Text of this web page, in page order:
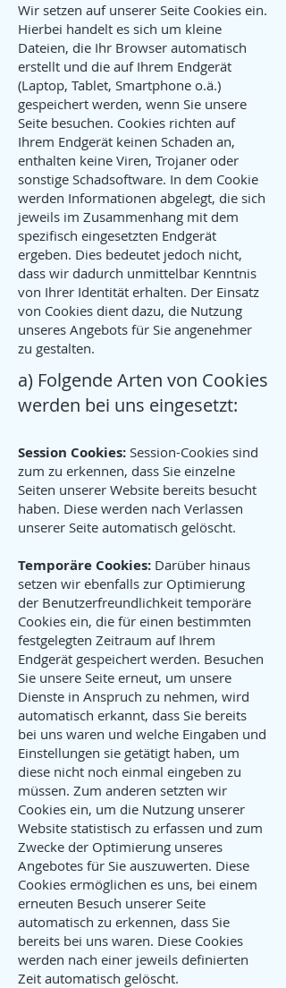
Wir setzen auf unserer Seite Cookies ein.
Hierbei handelt es sich um kleine
Dateien, die Ihr Browser automatisch
erstellt und die auf Ihrem Endgerät
(Laptop, Tablet, Smartphone o.ä.)
gespeichert werden, wenn Sie unsere
Seite besuchen. Cookies richten auf
Ihrem Endgerät keinen Schaden an,
enthalten keine Viren, Trojaner oder
sonstige Schadsoftware. In dem Cookie
werden Informationen abgelegt, die sich
jeweils im Zusammenhang mit dem
spezifisch eingesetzten Endgerät
ergeben. Dies bedeutet jedoch nicht,
dass wir dadurch unmittelbar Kenntnis
von Ihrer Identität erhalten. Der Einsatz
von Cookies dient dazu, die Nutzung
unseres Angebots für Sie angenehmer
zu gestalten.
a) Folgende Arten von Cookies
werden bei uns eingesetzt:
Session Cookies: Session-Cookies sind
zum zu erkennen, dass Sie einzelne
Seiten unserer Website bereits besucht
haben. Diese werden nach Verlassen
unserer Seite automatisch gelöscht.
Temporäre Cookies: Darüber hinaus
setzen wir ebenfalls zur Optimierung
der Benutzerfreundlichkeit temporäre
Cookies ein, die für einen bestimmten
festgelegten Zeitraum auf Ihrem
Endgerät gespeichert werden. Besuchen
Sie unsere Seite erneut, um unsere
Dienste in Anspruch zu nehmen, wird
automatisch erkannt, dass Sie bereits
bei uns waren und welche Eingaben und
Einstellungen sie getätigt haben, um
diese nicht noch einmal eingeben zu
müssen. Zum anderen setzten wir
Cookies ein, um die Nutzung unserer
Website statistisch zu erfassen und zum
Zwecke der Optimierung unseres
Angebotes für Sie auszuwerten. Diese
Cookies ermöglichen es uns, bei einem
erneuten Besuch unserer Seite
automatisch zu erkennen, dass Sie
bereits bei uns waren. Diese Cookies
werden nach einer jeweils definierten
Zeit automatisch gelöscht.